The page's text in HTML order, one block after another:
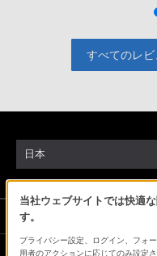
すべてのレビ
当社ウェブサイトでは快適
す。
プライバシー設定、ログイン、フォ
用者のアクションに応じてのみ設定
日本
ソニーストアでのお買い